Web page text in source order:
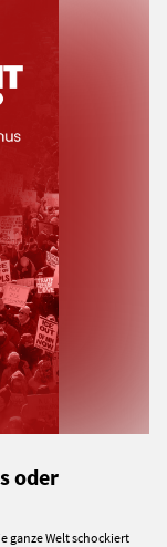
oder
ganze Welt schockiert